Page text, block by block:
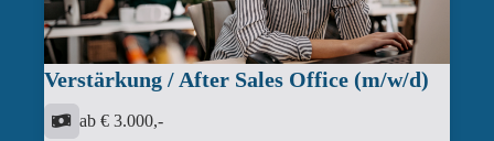
Verstärkung / After Sales Office (m/w/d)
ab € 3.000,-